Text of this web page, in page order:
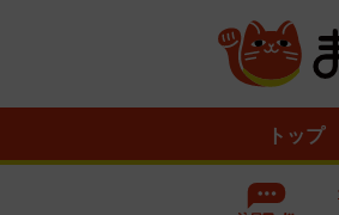
トップ